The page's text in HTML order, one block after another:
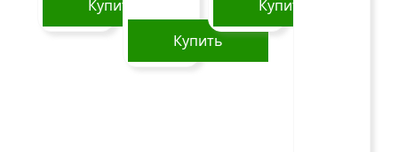
Купить
Купить
Купить